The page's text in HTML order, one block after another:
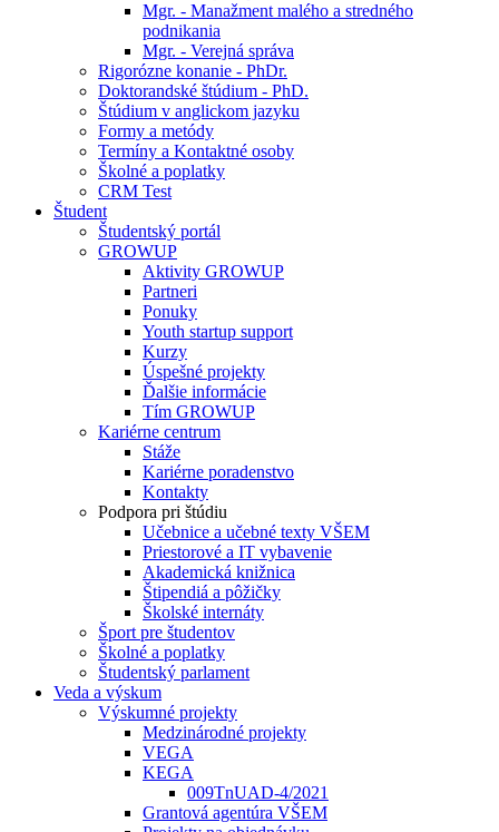
Mgr. - Manažment malého a stredného
podnikania
Mgr. - Verejná správa
Rigorózne konanie - PhDr.
Doktorandské štúdium - PhD.
Štúdium v anglickom jazyku
Formy a metódy
Termíny a Kontaktné osoby
Školné a poplatky
CRM Test
Študent
Študentský portál
GROWUP
Aktivity GROWUP
Partneri
Ponuky
Youth startup support
Kurzy
Úspešné projekty
Ďalšie informácie
Tím GROWUP
Kariérne centrum
Stáže
Kariérne poradenstvo
Kontakty
Podpora pri štúdiu
Učebnice a učebné texty VŠEM
Priestorové a IT vybavenie
Akademická knižnica
Štipendiá a pôžičky
Školské internáty
Šport pre študentov
Školné a poplatky
Študentský parlament
Veda a výskum
Výskumné projekty
Medzinárodné projekty
VEGA
KEGA
009TnUAD-4/2021
Grantová agentúra VŠEM